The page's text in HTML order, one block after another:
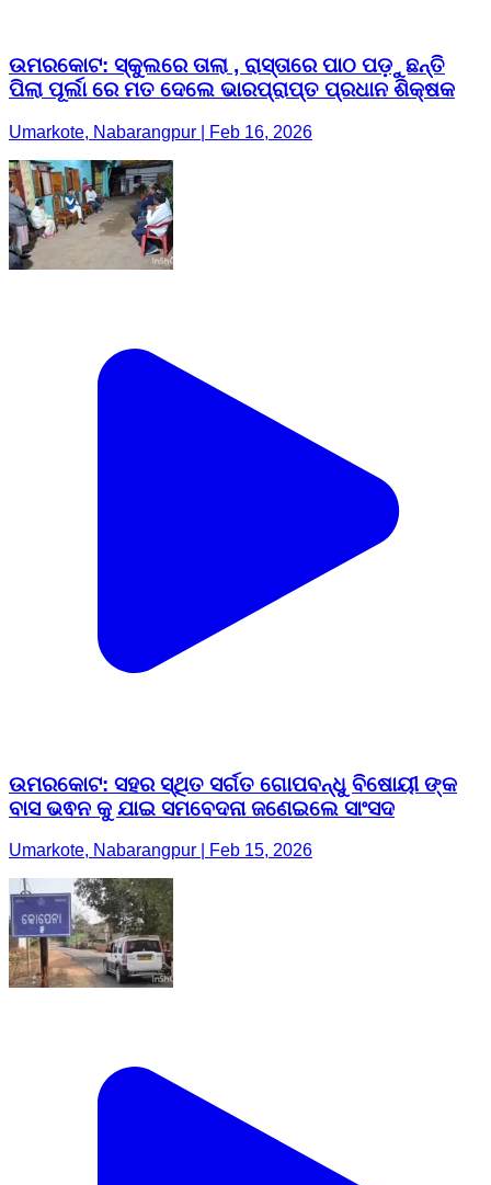
ଉମରକୋଟ: ସ୍କୁଲରେ ତାଲା , ରାସ୍ତାରେ ପାଠ ପଡ଼ୁଛନ୍ତି
ପିଲା ପୂର୍ଲା ରେ ମତ ଦେଲେ ଭାରପ୍ରାପ୍ତ ପ୍ରଧାନ ଶିକ୍ଷକ
Umarkote, Nabarangpur | Feb 16, 2026
ଉମରକୋଟ: ସହର ସ୍ଥିତ ସର୍ଗତ ଗୋପବନ୍ଧୁ ବିଷୋୟୀ ଙ୍କ
ବାସ ଭଵନ କୁ ଯାଇ ସମବେଦନା ଜଣେଇଲେ ସାଂସଦ
Umarkote, Nabarangpur | Feb 15, 2026